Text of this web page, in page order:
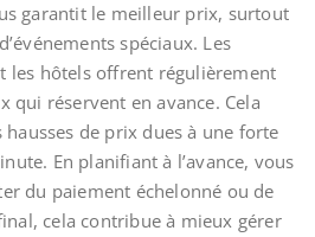
garantit le meilleur prix, surtout
spéciaux. Les
les hôtels offrent régulièrement
qui réservent en avance. Cela
hausses de prix dues à une forte
En planifiant à l’avance, vous
du paiement échelonné ou de
cela contribue à mieux gérer